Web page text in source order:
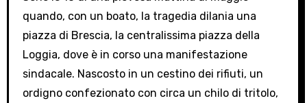
quando, con un boato, la tragedia dilania una
piazza di Brescia, la centralissima piazza della
Loggia, dove è in corso una manifestazione
sindacale. Nascosto in un cestino dei rifiuti, un
ordigno confezionato con circa un chilo di tritolo,